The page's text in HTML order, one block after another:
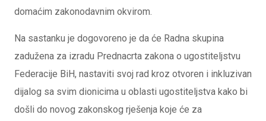
domaćim zakonodavnim okvirom.
Na sastanku je dogovoreno je da će Radna skupina
zadužena za izradu Prednacrta zakona o ugostiteljstvu
Federacije BiH, nastaviti svoj rad kroz otvoren i inkluzivan
dijalog sa svim dionicima u oblasti ugostiteljstva kako bi
došli do novog zakonskog rješenja koje će za